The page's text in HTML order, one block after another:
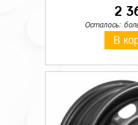
2
Осталось:
В